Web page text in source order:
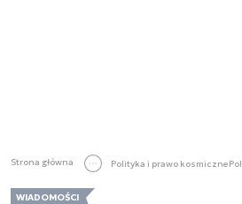
Strona główna Polityka i prawo kosmiczne
WIADOMOŚCI